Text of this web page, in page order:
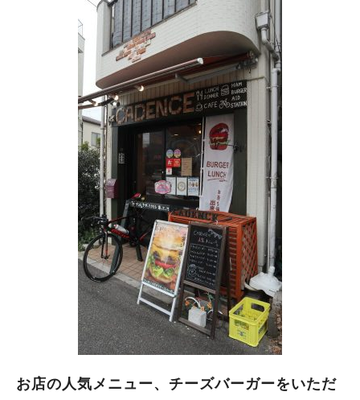
お店の人気メニュー、チーズバーガーをいただ